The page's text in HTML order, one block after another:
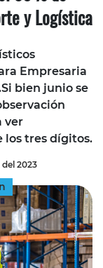
y Logística
Empresaria
bien junio se
ver
los tres dígitos.
2023